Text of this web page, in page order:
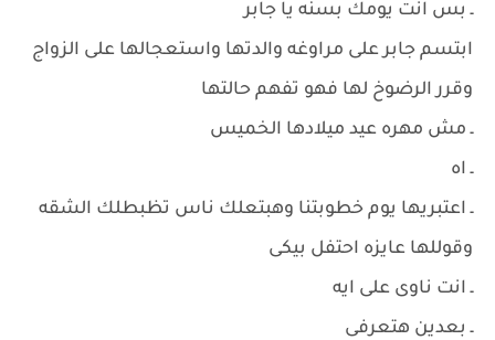
ـ بس انت يومك بسنه يا جابر
ابتسم جابر على مراوغه والدتها واستعجالها على الزواج
وقرر الرضوخ لها فهو تفهم حالتها
ـ مش مهره عيد ميلادها الخميس
ـ اه
ـ اعتبريها يوم خطوبتنا وهبتعلك ناس تظبطلك الشقه
وقوللها عايزه احتفل بيكى
ـ انت ناوى على ايه
ـ بعدين هتعرفى